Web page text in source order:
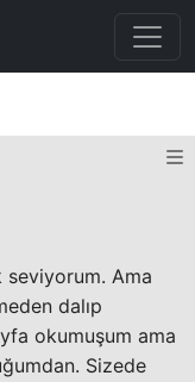
seviyorum. Ama
dalıp
okumuşum ama
Sizede